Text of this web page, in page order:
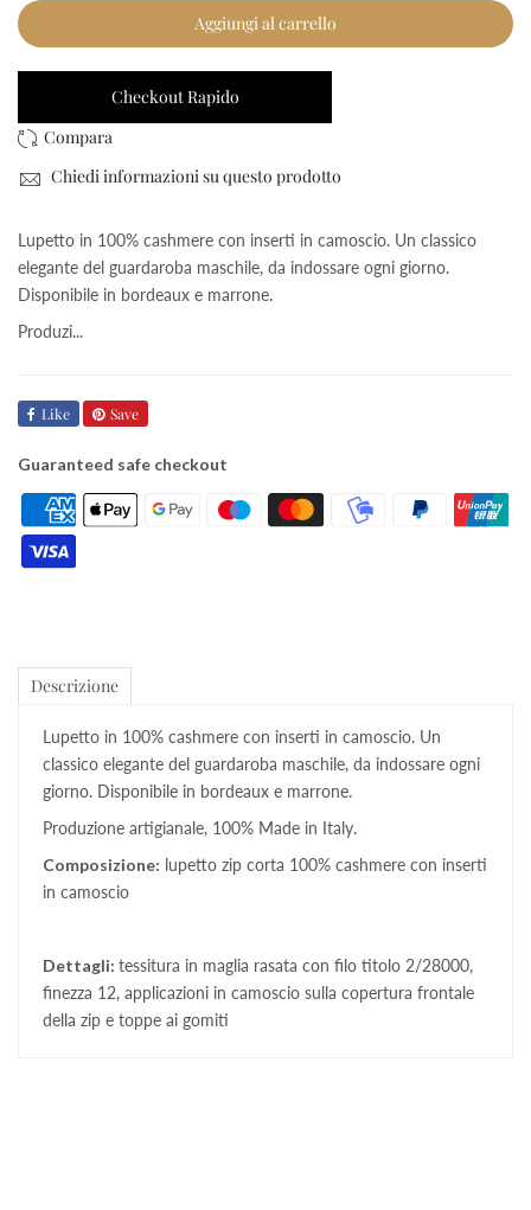
Aggiungi al carrello
Checkout Rapido
Chiedi informazioni su questo prodotto
Lupetto in 100% cashmere con inserti in camoscio. Un classico
elegante del guardaroba maschile, da indossare ogni giorno.
Disponibile in bordeaux e marrone.
Produzi...
Like Save
Guaranteed safe checkout
Descrizione
Lupetto in 100% cashmere con inserti in camoscio. Un
classico elegante del guardaroba maschile, da indossare ogni
giorno. Disponibile in bordeaux e marrone.
Produzione artigianale, 100% Made in Italy.
Composizione: lupetto zip corta 100% cashmere con inserti
in camoscio
Dettagli: tessitura in maglia rasata con filo titolo 2/28000,
finezza 12, applicazioni in camoscio sulla copertura frontale
della zip e toppe ai gomiti